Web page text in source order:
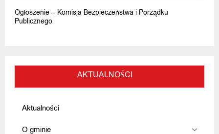
Ogłoszenie – Komisja Bezpieczeństwa i Porządku
Publicznego
AKTUALNOŚCI
Aktualności
O gminie